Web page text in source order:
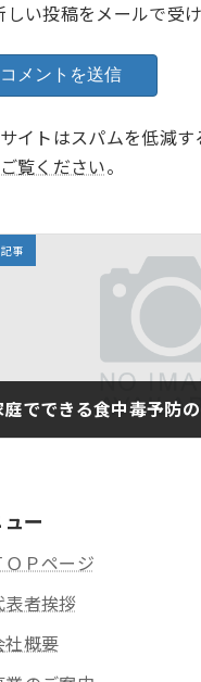
しい投稿をメールで受
イトはスパムを低減す
覧ください。
事
庭でできる食中毒予防
ー
ＯＰページ
表者挨拶
社概要